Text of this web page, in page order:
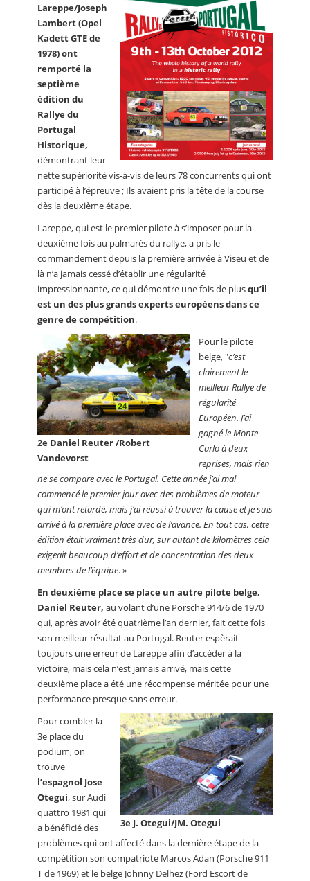
Lareppe/Joseph
Lambert (Opel
Kadett GTE de
1978) ont
remporté la
septième
édition du
Rallye du
Portugal
Historique,
démontrant leur
nette supériorité vis-à-vis de leurs 78 concurrents qui ont
participé à l’épreuve ; Ils avaient pris la tête de la course
dès la deuxième étape.
Lareppe, qui est le premier pilote à s’imposer pour la
deuxième fois au palmarès du rallye, a pris le
commandement depuis la première arrivée à Viseu et de
là n’a jamais cessé d’établir une régularité
impressionnante, ce qui démontre une fois de plusqu’il
est un des plus grands experts européens dans ce
genre de compétition.
2e Daniel Reuter /Robert
Vandevorst
Pour le pilote
belge, "c’est
clairement le
meilleur Rallye de
régularité
Européen. J’ai
gagné le Monte
Carlo à deux
reprises, mais rien
ne se compare avec le Portugal. Cette année j’ai mal
commencé le premier jour avec des problèmes de moteur
qui m’ont retardé, mais j’ai réussi à trouver la cause et je suis
arrivé à la première place avec de l’avance. En tout cas, cette
édition était vraiment très dur, sur autant de kilomètres cela
exigeait beaucoup d’effort et de concentration des deux
membres de l’équipe. »
En deuxième place se place un autre pilote belge,
Daniel Reuter, au volant d’une Porsche 914/6 de 1970
qui, après avoir été quatrième l’an dernier, fait cette fois
son meilleur résultat au Portugal. Reuter espèrait
toujours une erreur de Lareppe afin d’accéder à la
victoire, mais cela n’est jamais arrivé, mais cette
deuxième place a été une récompense méritée pour une
performance presque sans erreur.
3e J. Otegui/JM. Otegui
Pour combler la
3e place du
podium, on
trouve
l’espagnol Jose
Otegui, sur Audi
quattro 1981 qui
a bénéficié des
problèmes qui ont affecté dans la dernière étape de la
compétition son compatriote Marcos Adan (Porsche 911
T de 1969) et le belge Johnny Delhez (Ford Escort de